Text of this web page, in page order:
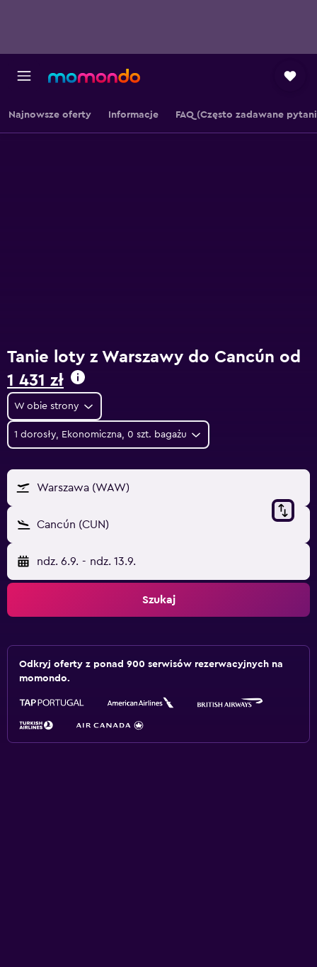
Najnowsze oferty Informacje FAQ (Często zadawane
Tanie loty z Warszawy do Cancún od
1 431 zł
W obie strony
1 dorosły, Ekonomiczna, 0 szt. bagażu
Warszawa (WAW)
Cancún (CUN)
ndz. 6.9. - ndz. 13.9.
Szukaj
Odkryj oferty z ponad 900 serwisów rezerwacyjnych na
momondo.